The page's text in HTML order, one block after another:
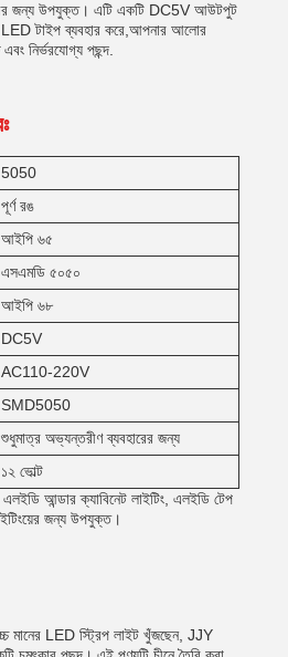
জন্য উপযুক্ত। এটি একটি DC5V আউটপুট
টাইপ ব্যবহার করে,আপনার আলোর
নির্ভরযোগ্য পছন্দ.
5050
পূর্ণ রঙ
আইপি ৬৫
এসএমডি ৫০৫০
আইপি ৬৮
DC5V
AC110-220V
SMD5050
শুধুমাত্র অভ্যন্তরীণ ব্যবহারের জন্য
১২ ভোল্ট
আন্ডার ক্যাবিনেট লাইটিং, এলইডি টেপ
জন্য উপযুক্ত।
মানের LED স্ট্রিপ লাইট খুঁজছেন, JJY